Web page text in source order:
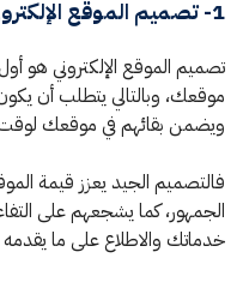
1- تصميم الموقع الإلكتروني
تصميم الموقع الإلكتروني هو
موقعك، وبالتالي يتطلب أن
ويضمن بقائهم في موقعك
فالتصميم الجيد يعزز قيمة
الجمهور، كما يشجعهم على
خدماتك والاطلاع على ما